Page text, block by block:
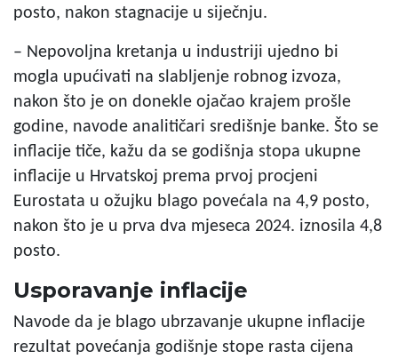
posto, nakon stagnacije u siječnju.
– Nepovoljna kretanja u industriji ujedno bi
mogla upućivati na slabljenje robnog izvoza,
nakon što je on donekle ojačao krajem prošle
godine, navode analitičari središnje banke. Što se
inflacije tiče, kažu da se godišnja stopa ukupne
inflacije u Hrvatskoj prema prvoj procjeni
Eurostata u ožujku blago povećala na 4,9 posto,
nakon što je u prva dva mjeseca 2024. iznosila 4,8
posto.
Usporavanje inflacije
Navode da je blago ubrzavanje ukupne inflacije
rezultat povećanja godišnje stope rasta cijena